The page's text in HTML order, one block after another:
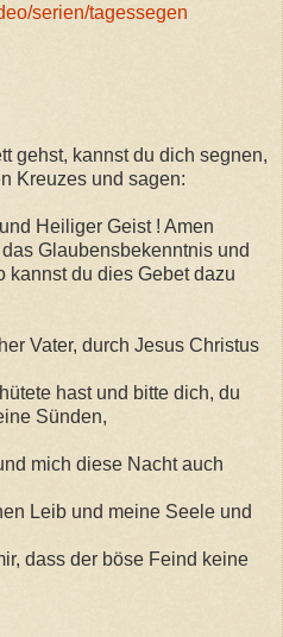
serien/tagessegen
gehst, kannst du dich segnen,
Kreuzes und sagen:
Heiliger Geist ! Amen
Glaubensbekenntnis und
kannst du dies Gebet dazu
Vater, durch Jesus Christus
hast und bitte dich, du
Sünden,
mich diese Nacht auch
Leib und meine Seele und
dass der böse Feind keine